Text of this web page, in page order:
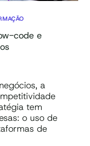
code e
a
tem
o uso de
de